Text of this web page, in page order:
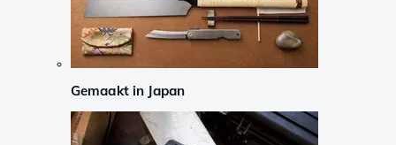
Gemaakt in Japan